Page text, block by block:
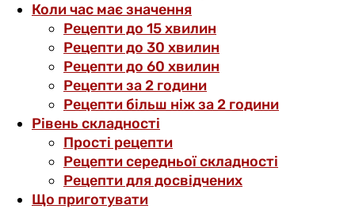
Коли час має значення
Рецепти до 15 хвилин
Рецепти до 30 хвилин
Рецепти до 60 хвилин
Рецепти за 2 години
Рецепти більш ніж за 2 години
Рівень складності
Прості рецепти
Рецепти середньої складності
Рецепти для досвідчених
Що приготувати